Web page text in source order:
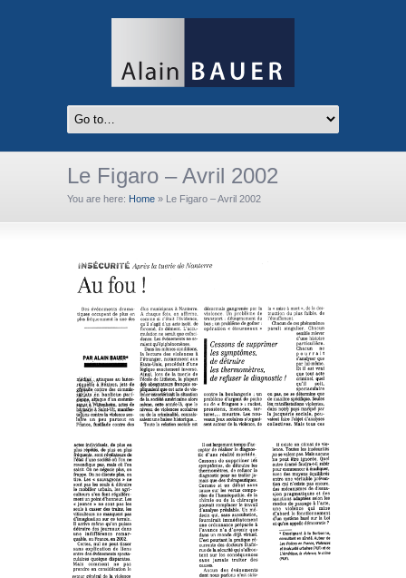
Le Figaro – Avril 2002
You are here: Home » Le Figaro – Avril 2002